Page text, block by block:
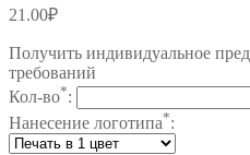
21.00₽
Получить индивидуальное
требований
Кол-во*:
Нанесение логотипа*: